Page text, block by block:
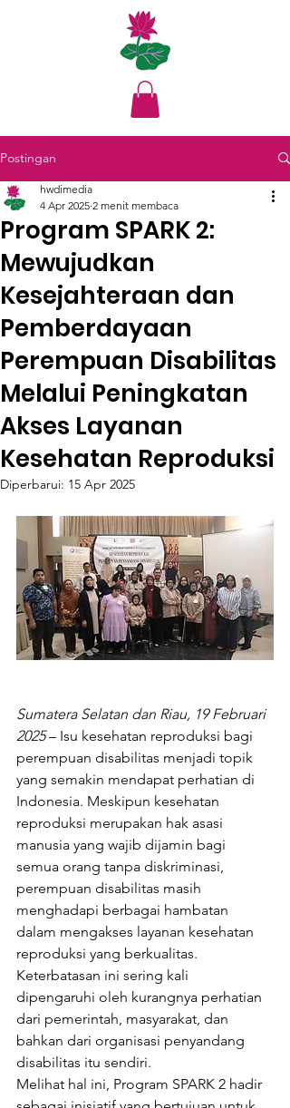
Postingan
Program SPARK 2:
Mewujudkan
Kesejahteraan dan
Pemberdayaan
Perempuan Disabilitas
Melalui Peningkatan
Akses Layanan
Kesehatan Reproduksi
hwdimedia
4 Apr 2025 2 menit membaca
Diperbarui: 15 Apr 2025
Sumatera Selatan dan Riau, 19 Februari
2025 – Isu kesehatan reproduksi bagi
perempuan disabilitas menjadi topik
yang semakin mendapat perhatian di
Indonesia. Meskipun kesehatan
reproduksi merupakan hak asasi
manusia yang wajib dijamin bagi
semua orang tanpa diskriminasi,
perempuan disabilitas masih
menghadapi berbagai hambatan
dalam mengakses layanan kesehatan
reproduksi yang berkualitas.
Keterbatasan ini sering kali
dipengaruhi oleh kurangnya perhatian
dari pemerintah, masyarakat, dan
bahkan dari organisasi penyandang
disabilitas itu sendiri.
Melihat hal ini, Program SPARK 2 hadir